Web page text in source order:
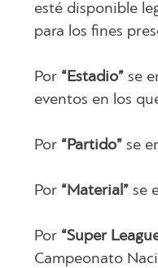
esté disponible
para los fines
Por “Estadio” se
eventos en los
Por “Partido” se
Por “Material” se
Por “Super
Campeonato